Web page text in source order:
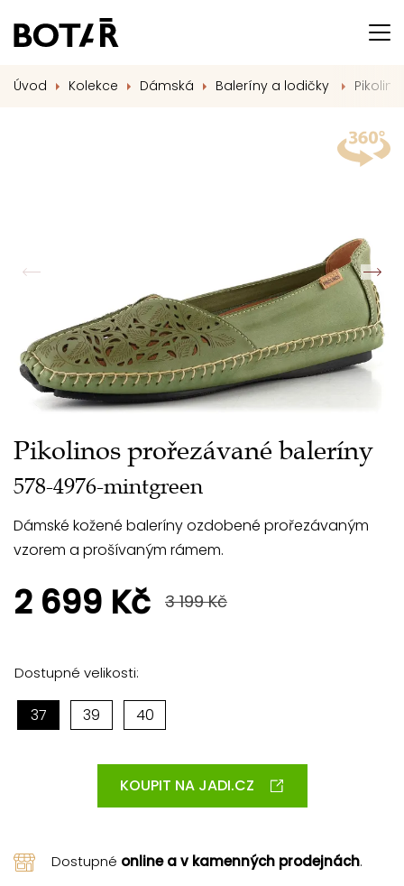
Úvod Kolekce Dámská Baleríny a lodičky
Pikolinos prořezávané baleríny
578-4976-mintgreen
Dámské kožené baleríny ozdobené prořezávaným
vzorem a prošívaným rámem.
2 699 Kč 3 199 Kč
Dostupné velikosti:
37 39 40
KOUPIT NA JADI.CZ
Dostupné online a v kamenných prodejnách.